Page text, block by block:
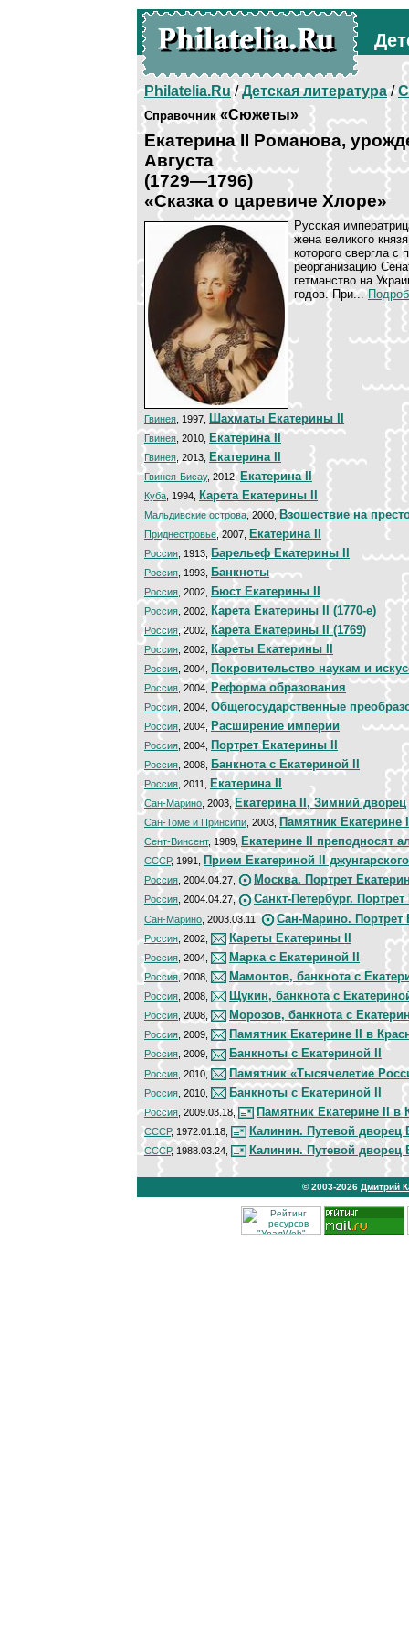
Philatelia.Ru/Детская литература/
Справочник«Сюжеты»
Екатерина II Романова,
Августа
(1729—1796)
«Сказка о царевиче Хлоре»
Русская
жена великого
которого свергла с
реорганизацию
гетманство на
годов. При...
Гвинея , 1997, Шахматы Екатерины II
Гвинея , 2010, Екатерина II
Гвинея , 2013, Екатерина II
Гвинея-Бисау, 2012, Екатерина II
Куба , 1994, Карета Екатерины II
Мальдивские острова, 2000, Взошествие на
Приднестровье, 2007, Екатерина II
Россия , 1913, Барельеф Екатерины II
Россия , 1993, Банкноты
Россия , 2002, Бюст Екатерины II
Россия , 2002, Карета Екатерины II (1770-е)
Россия, 2002, Карета Екатерины II (1769)
Россия , 2002, Кареты Екатерины II
Россия , 2004, Покровительство наукам и
Россия , 2004, Реформа образования
Россия , 2004, Общегосударственные
Россия , 2004,Расширение империи
Россия , 2004, Портрет Екатерины II
Россия , 2008, Банкнота с Екатериной II
Россия , 2011, Екатерина II
Сан-Марино , 2003, Екатерина II, Зимний дворец
Сан-Томе и Принсипи , 2003, Памятник Екатерине
Сент-Винсент, 1989, Екатерине II преподносят
СССР, 1991, Прием Екатериной II
Россия , 2004.04.27, Москва. Портрет
Россия, 2004.04.27, Санкт-Петербург.
Сан-Марино , 2003.03.11, Сан-Марино. Портрет
Россия , 2002, Кареты Екатерины II
Россия , 2004, Марка с Екатериной II
Россия, 2008, Мамонтов, банкнота с
Россия , 2008, Щукин, банкнота с
Россия , 2008, Морозов, банкнота с
Россия , 2009, Памятник Екатерине II в
Россия, 2009, Банкноты с Екатериной II
Россия , 2010, Памятник «Тысячелетие
Россия , 2010, Банкноты с Екатериной II
Россия , 2009.03.18, Памятник Екатерине II в
СССР, 1972.01.18, Калинин. Путевой дворец
СССР, 1988.03.24, Калинин. Путевой дворец
© 2003-2026 Дмитрий